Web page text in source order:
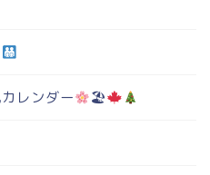
レンダー 🏖